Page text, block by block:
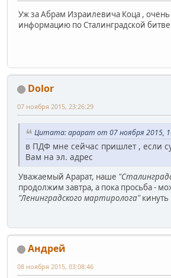
Уж за Абрам Израилевича Коца , очень
информацию по Сталинградской битве
Dolor
07 ноября 2015, 23:26:29
Цитата: арарат от 07 ноября 2015,
в ПДФ мне сейчас пришлет , если
Вам на эл. адрес
Уважаемый Арарат, наше
продолжим завтра, а пока просьба -
"Ленинградского мартиролога"кинуть
Андрей
08 ноября 2015, 03:08:46